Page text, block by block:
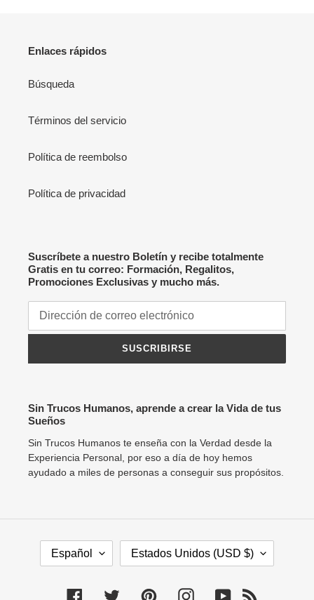
Enlaces rápidos
Búsqueda
Términos del servicio
Política de reembolso
Política de privacidad
Suscríbete a nuestro Boletín y recibe totalmente
Gratis en tu correo: Formación, Regalitos,
Promociones Exclusivas y mucho más.
SUSCRIBIRSE
Sin Trucos Humanos, aprende a crear la Vida de tus
Sueños
Sin Trucos Humanos te enseña con la Verdad desde la
Experiencia Personal, por eso a día de hoy hemos
ayudado a miles de personas a conseguir sus propósitos.
Español Estados Unidos (USD $)
Facebook Twitter PinterestInstagramYouTube